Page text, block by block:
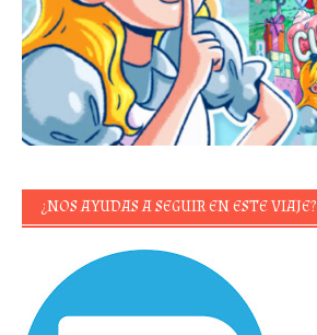
¿NOS AYUDAS A SEGUIR EN ESTE VIAJE?